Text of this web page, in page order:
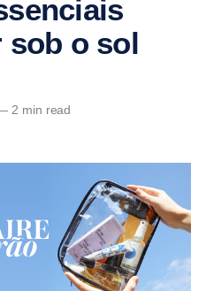
sob o sol
2 min read